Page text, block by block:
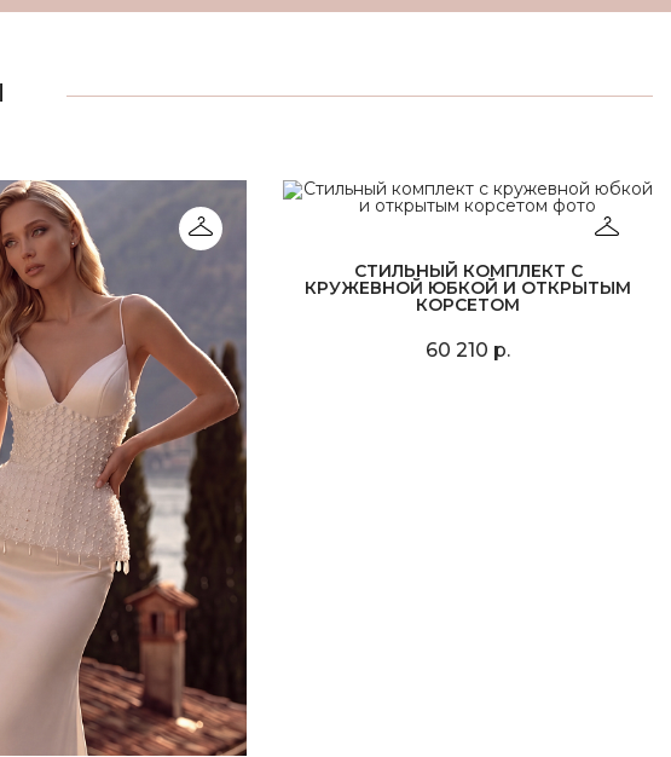
СТИЛЬНЫЙ КОМПЛЕКТ С
КРУЖЕВНОЙ ЮБКОЙ И ОТКРЫТЫМ
КОРСЕТОМ
60 210 р.